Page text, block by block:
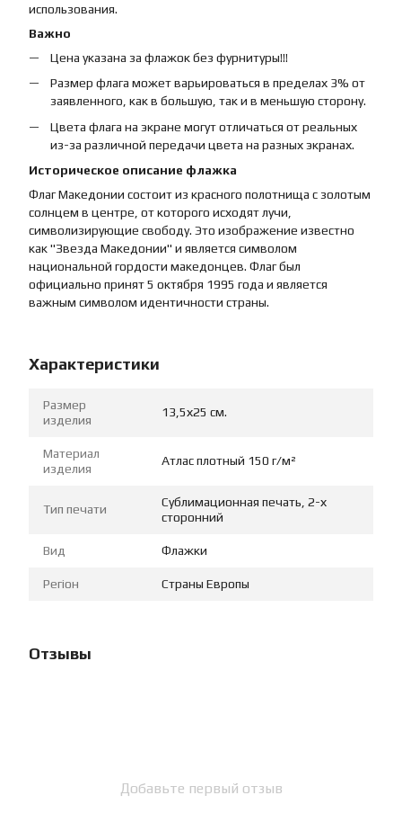
использования.
Важно
Цена указана за флажок без фурнитуры!!!
Размер флага может варьироваться в пределах 3% от
заявленного, как в большую, так и в меньшую сторону.
Цвета флага на экране могут отличаться от реальных
из-за различной передачи цвета на разных экранах.
Историческое описание флажка
Флаг Македонии состоит из красного полотнища с золотым
солнцем в центре, от которого исходят лучи,
символизирующие свободу. Это изображение известно
как "Звезда Македонии" и является символом
национальной гордости македонцев. Флаг был
официально принят 5 октября 1995 года и является
важным символом идентичности страны.
Характеристики
Размер
изделия
13,5х25 см.
Материал
изделия
Атлас плотный 150 г/м²
Тип печати
Сублимационная печать, 2-х
сторонний
Вид Флажки
Регіон Страны Европы
Отзывы
Добавьте первый отзыв